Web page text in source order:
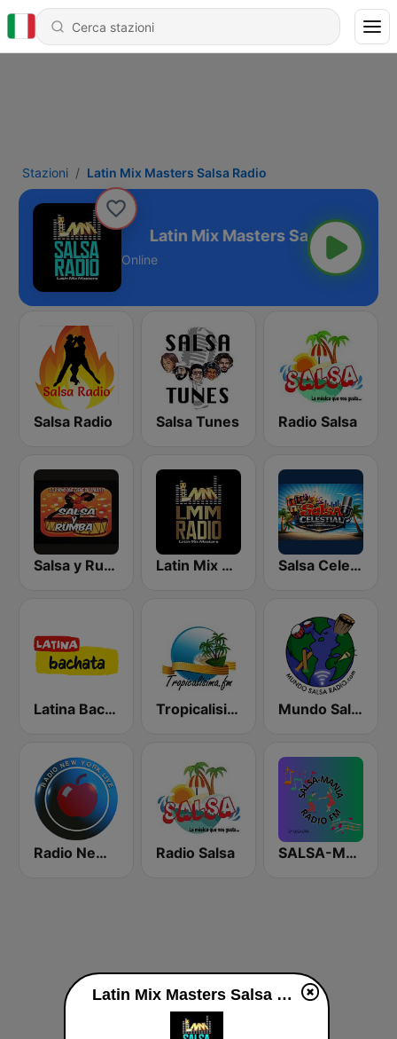
Stazioni Latin Mix Masters Salsa Radio
Salsa Radio
Online
Salsa Radio Salsa Tunes Radio Salsa
Salsa y Rumba Latin Mix Masters Radio Salsa Celestial
Latina Bachata Tropicalisima.fm - Salsa Mundo Salsa Radio
Radio New York Live Radio Salsa SALSA-MANIA RADIO FM
Latin Mix Masters Salsa Radio diretta